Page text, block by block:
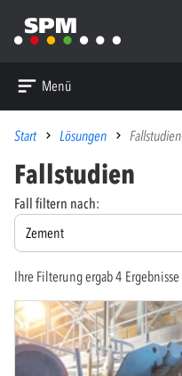
Menü
Start Lösungen Fallstudien
Fallstudien
Fall filtern nach:
Ihre Filterung ergab 4 Ergebnisse